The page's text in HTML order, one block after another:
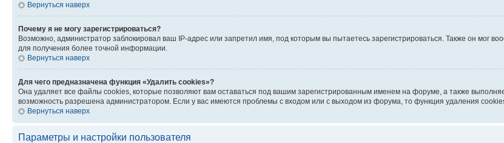
Вернуться наверх
Почему я не могу зарегистрироваться?
Возможно, администратор заблокировал ваш IP-адрес или запретил имя, под которым вы пытаетесь зарегистрироваться. Также он мог
для получения более точной информации.
Вернуться наверх
Для чего предназначена функция «Удалить cookies»?
Она удаляет все файлы cookies, которые позволяют вам оставаться под вашим зарегистрированным именем на форуме, а также
возможность разрешена администратором. Если у вас имеются проблемы с входом или с выходом из форума, то функция удаления
Вернуться наверх
Параметры и настройки пользователя